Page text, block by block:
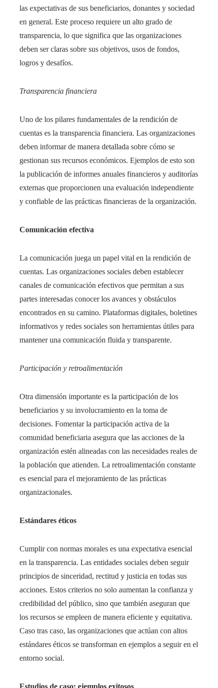
las expectativas de sus beneficiarios, donantes y sociedad
en general. Este proceso requiere un alto grado de
transparencia, lo que significa que las organizaciones
deben ser claras sobre sus objetivos, usos de fondos,
logros y desafíos.
Transparencia financiera
Uno de los pilares fundamentales de la rendición de
cuentas es la transparencia financiera. Las organizaciones
deben informar de manera detallada sobre cómo se
gestionan sus recursos económicos. Ejemplos de esto son
la publicación de informes anuales financieros y auditorías
externas que proporcionen una evaluación independiente
y confiable de las prácticas financieras de la organización.
Comunicación efectiva
La comunicación juega un papel vital en la rendición de
cuentas. Las organizaciones sociales deben establecer
canales de comunicación efectivos que permitan a sus
partes interesadas conocer los avances y obstáculos
encontrados en su camino. Plataformas digitales, boletines
informativos y redes sociales son herramientas útiles para
mantener una comunicación fluida y transparente.
Participación y retroalimentación
Otra dimensión importante es la participación de los
beneficiarios y su involucramiento en la toma de
decisiones. Fomentar la participación activa de la
comunidad beneficiaria asegura que las acciones de la
organización estén alineadas con las necesidades reales de
la población que atienden. La retroalimentación constante
es esencial para el mejoramiento de las prácticas
organizacionales.
Estándares éticos
Cumplir con normas morales es una expectativa esencial
en la transparencia. Las entidades sociales deben seguir
principios de sinceridad, rectitud y justicia en todas sus
acciones. Estos criterios no solo aumentan la confianza y
credibilidad del público, sino que también aseguran que
los recursos se empleen de manera eficiente y equitativa.
Caso tras caso, las organizaciones que actúan con altos
estándares éticos se transforman en ejemplos a seguir en el
entorno social.